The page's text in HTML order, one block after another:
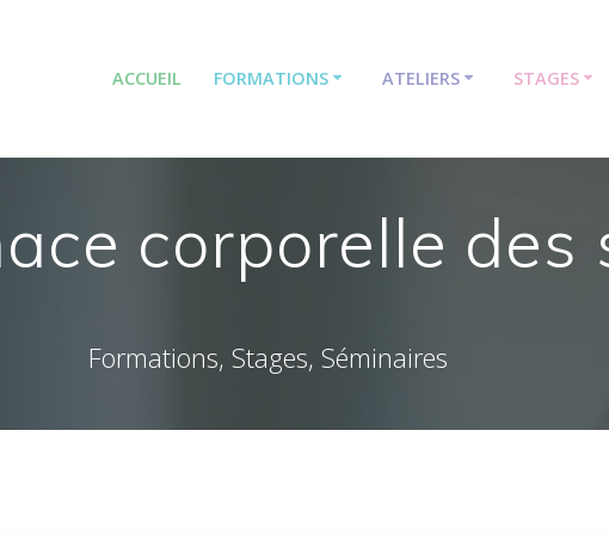
ACCUEIL FORMATIONS ATELIERS STAGES
corporelle des
Formations, Stages, Séminaires